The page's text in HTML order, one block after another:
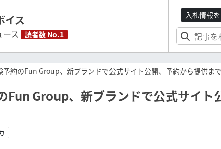
イス
ス 読者数 No.1
入札情報
予約のFun Group、新ブランドで公式サイト公開、予約から提供ま
Fun Group、新ブランドで公式サイト